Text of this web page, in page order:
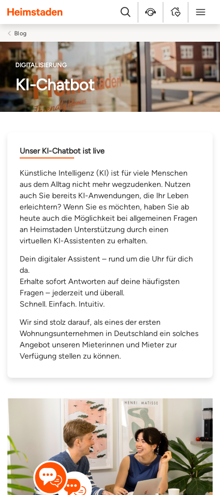
Heimstaden
Suche Kundenservice
MyHomeMenü
Blog
DIGITALISIERUNG
KI-Chatbot
Unser KI-Chatbot ist live
Künstliche Intelligenz (KI) ist für viele Menschen
aus dem Alltag nicht mehr wegzudenken. Nutzen
auch Sie bereits KI-Anwendungen, die Ihr Leben
erleichtern? Wenn Sie es möchten, haben Sie ab
heute auch die Möglichkeit bei allgemeinen Fragen
an Heimstaden Unterstützung durch einen
virtuellen KI-Assistenten zu erhalten.
Dein digitaler Assistent – rund um die Uhr für dich
da.
Erhalte sofort Antworten auf deine häufigsten
Fragen – jederzeit und überall.
Schnell. Einfach. Intuitiv.
Wir sind stolz darauf, als eines der ersten
Wohnungsunternehmen in Deutschland ein solches
Angebot unseren Mieterinnen und Mieter zur
Verfügung stellen zu können.